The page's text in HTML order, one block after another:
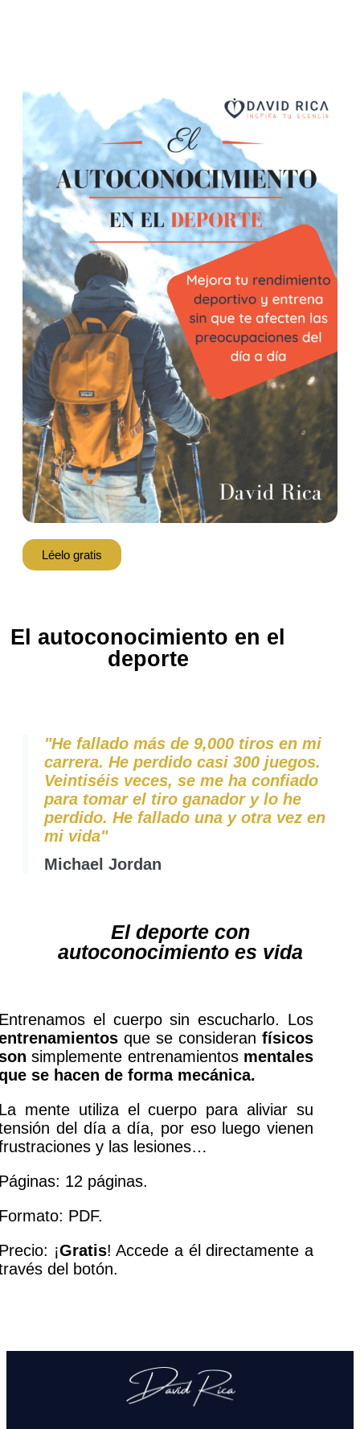
Léelo gratis
El autoconocimiento en el
deporte
"He fallado más de 9,000 tiros en mi
carrera. He perdido casi 300 juegos.
Veintiséis veces, se me ha confiado
para tomar el tiro ganador y lo he
perdido. He fallado una y otra vez en
mi vida"
Michael Jordan
El deporte con
autoconocimiento es vida
el cuerpo sin escucharlo. Los
que se consideran físicos
simplemente entrenamientos mentales
se hacen de forma mecánica.
mente utiliza el cuerpo para aliviar su
del día a día, por eso luego vienen
y las lesiones…
12 páginas.
PDF.
¡Gratis! Accede a él directamente a
del botón.